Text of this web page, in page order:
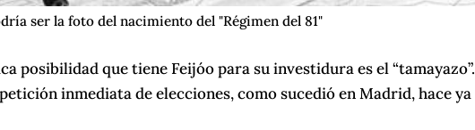
ser la foto del nacimiento del "Régimen del 81"
posibilidad que tiene Feijóo para su investidura es el “tamayazo”.
inmediata de elecciones, como sucedió en Madrid, hace ya